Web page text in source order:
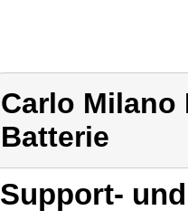
Carlo Milano
Batterie
Support-